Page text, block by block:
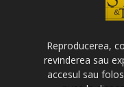
Reproducerea,
revinderea sau
accesul sau